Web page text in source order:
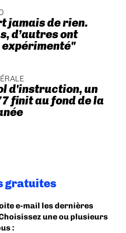
jamais de rien.
d’autres ont
d'instruction, un
finit au fond de la
gratuites
e-mail les dernières
une ou plusieurs
: